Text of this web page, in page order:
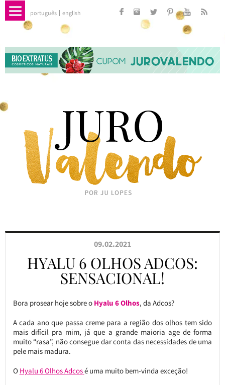
português english
09.02.2021
HYALU 6 OLHOS ADCOS:
SENSACIONAL!
Bora prosear hoje sobre o Hyalu 6 Olhos, da Adcos?
A cada ano que passa creme para a região dos olhos tem sido
mais difícil pra mim, já que a grande maioria age de forma
muito “rasa”, não consegue dar conta das necessidades de uma
pele mais madura.
O Hyalu 6 Olhos Adcosé uma muito bem-vinda exceção!